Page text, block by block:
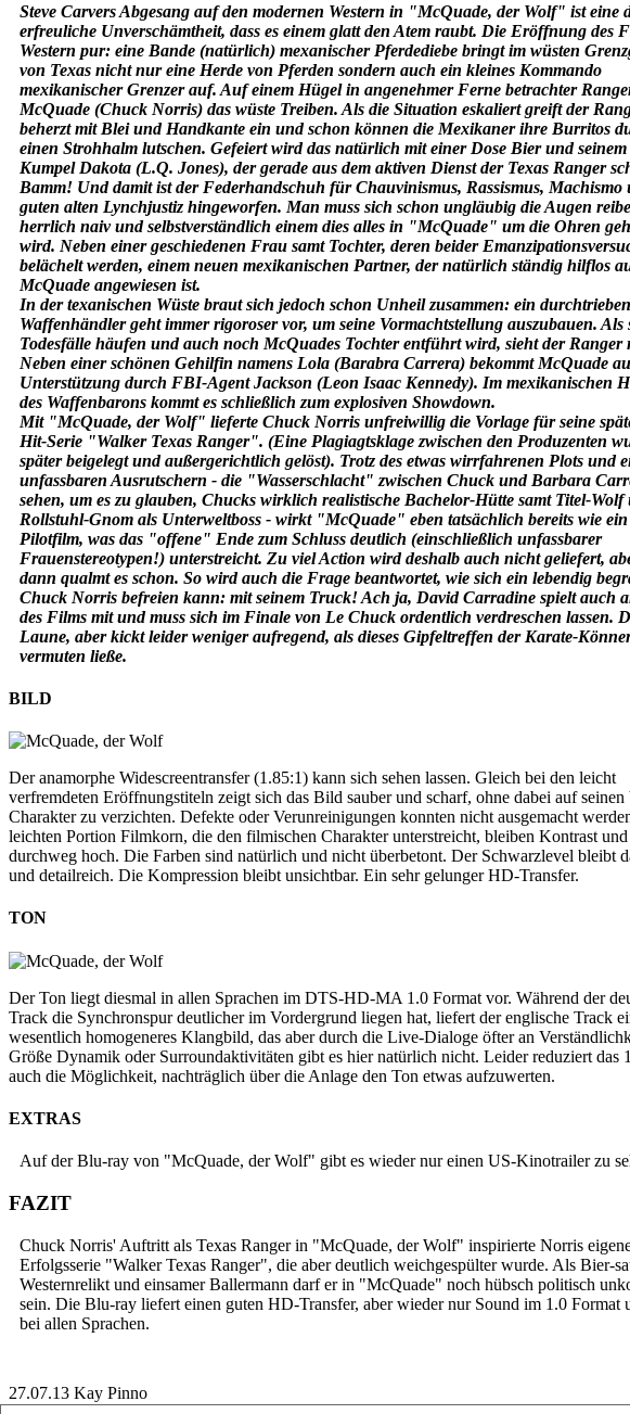
Steve Carvers Abgesang auf den modernen Western in "McQuade, der Wolf" ist eine
erfreuliche Unverschämtheit, dass es einem glatt den Atem raubt. Die Eröffnung des
Western pur: eine Bande (natürlich) mexanischer Pferdediebe bringt im wüsten
von Texas nicht nur eine Herde von Pferden sondern auch ein kleines Kommando
mexikanischer Grenzer auf. Auf einem Hügel in angenehmer Ferne betrachter
McQuade (Chuck Norris) das wüste Treiben. Als die Situation eskaliert greift der
beherzt mit Blei und Handkante ein und schon können die Mexikaner ihre Burritos
einen Strohhalm lutschen. Gefeiert wird das natürlich mit einer Dose Bier und seinem
Kumpel Dakota (L.Q. Jones), der gerade aus dem aktiven Dienst der Texas Ranger
Bamm! Und damit ist der Federhandschuh für Chauvinismus, Rassismus, Machismo
guten alten Lynchjustiz hingeworfen. Man muss sich schon ungläubig die Augen
herrlich naiv und selbstverständlich einem dies alles in "McQuade" um die Ohren
wird. Neben einer geschiedenen Frau samt Tochter, deren beider
belächelt werden, einem neuen mexikanischen Partner, der natürlich ständig hilflos
McQuade angewiesen ist.
In der texanischen Wüste braut sich jedoch schon Unheil zusammen: ein
Waffenhändler geht immer rigoroser vor, um seine Vormachtstellung auszubauen. Als
Todesfälle häufen und auch noch McQuades Tochter entführt wird, sieht der Ranger
Neben einer schönen Gehilfin namens Lola (Barabra Carrera) bekommt McQuade
Unterstützung durch FBI-Agent Jackson (Leon Isaac Kennedy). Im mexikanischen
des Waffenbarons kommt es schließlich zum explosiven Showdown.
Mit "McQuade, der Wolf" lieferte Chuck Norris unfreiwillig die Vorlage für seine
Hit-Serie "Walker Texas Ranger". (Eine Plagiagtsklage zwischen den Produzenten
später beigelegt und außergerichtlich gelöst). Trotz des etwas wirrfahrenen Plots und
unfassbaren Ausrutschern - die "Wasserschlacht" zwischen Chuck und Barbara
sehen, um es zu glauben, Chucks wirklich realistische Bachelor-Hütte samt Titel-Wolf
Rollstuhl-Gnom als Unterweltboss - wirkt "McQuade" eben tatsächlich bereits wie
Pilotfilm, was das "offene" Ende zum Schluss deutlich (einschließlich unfassbarer
Frauenstereotypen!) unterstreicht. Zu viel Action wird deshalb auch nicht geliefert,
dann qualmt es schon. So wird auch die Frage beantwortet, wie sich ein lebendig
Chuck Norris befreien kann: mit seinem Truck! Ach ja, David Carradine spielt auch
des Films mit und muss sich im Finale von Le Chuck ordentlich verdreschen lassen.
Laune, aber kickt leider weniger aufregend, als dieses Gipfeltreffen der Karate-
vermuten ließe.
BILD
Der anamorphe Widescreentransfer (1.85:1) kann sich sehen lassen. Gleich bei den leicht
verfremdeten Eröffnungstiteln zeigt sich das Bild sauber und scharf, ohne dabei auf seinen
Charakter zu verzichten. Defekte oder Verunreinigungen konnten nicht ausgemacht
leichten Portion Filmkorn, die den filmischen Charakter unterstreicht, bleiben Kontrast
durchweg hoch. Die Farben sind natürlich und nicht überbetont. Der Schwarzlevel bleibt
und detailreich. Die Kompression bleibt unsichtbar. Ein sehr gelunger HD-Transfer.
TON
Der Ton liegt diesmal in allen Sprachen im DTS-HD-MA 1.0 Format vor. Während der
Track die Synchronspur deutlicher im Vordergrund liegen hat, liefert der englische Track
wesentlich homogeneres Klangbild, das aber durch die Live-Dialoge öfter an
Größe Dynamik oder Surroundaktivitäten gibt es hier natürlich nicht. Leider reduziert das
auch die Möglichkeit, nachträglich über die Anlage den Ton etwas aufzuwerten.
EXTRAS
Auf der Blu-ray von "McQuade, der Wolf" gibt es wieder nur einen US-Kinotrailer zu
FAZIT
Chuck Norris' Auftritt als Texas Ranger in "McQuade, der Wolf" inspirierte Norris
Erfolgsserie "Walker Texas Ranger", die aber deutlich weichgespülter wurde. Als Bier-
Westernrelikt und einsamer Ballermann darf er in "McQuade" noch hübsch politisch
sein. Die Blu-ray liefert einen guten HD-Transfer, aber wieder nur Sound im 1.0 Format
bei allen Sprachen.
27.07.13 Kay Pinno